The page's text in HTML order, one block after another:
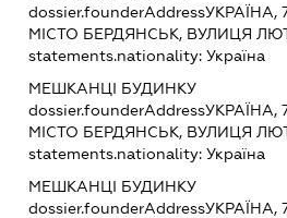
dossier.founderAddressУКРАЇНА,
МІСТО БЕРДЯНСЬК, ВУЛИЦЯ
statements.nationality:Україна
МЕШКАНЦІ БУДИНКУ
dossier.founderAddressУКРАЇНА,
МІСТО БЕРДЯНСЬК, ВУЛИЦЯ
statements.nationality:Україна
МЕШКАНЦІ БУДИНКУ
dossier.founderAddressУКРАЇНА,